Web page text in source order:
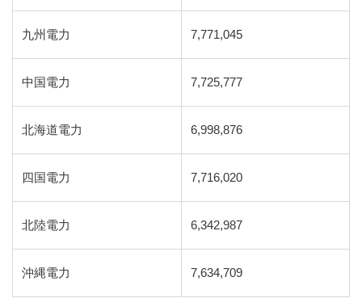
九州電力 7,771,045
中国電力 7,725,777
北海道電力 6,998,876
四国電力 7,716,020
北陸電力 6,342,987
沖縄電力 7,634,709